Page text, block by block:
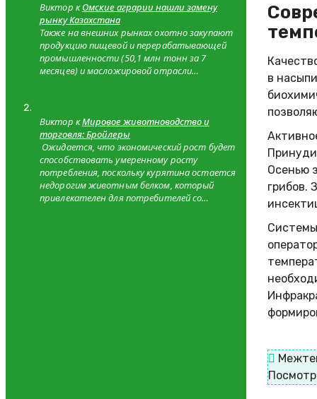
Современные технологии хранения зерна: контроль
в
Осенью
грибов.
Виктор кОмские аграрии нашли замену
рынку Казахстана
Также на внешних рынках охотно закупают
продукцию пищевой и перерабатывающей
промышленности (50,1 млн тонн за 7
месяцев) и масложировой отрасли…
Виктор кМировое животноводство и
торговля: Бройлеры
Ожидается, что экономический рост будет
способствовать умеренному росту
потребления, поскольку курятина остается
недорогим животным белком, который
привлекателен для потребителей со…